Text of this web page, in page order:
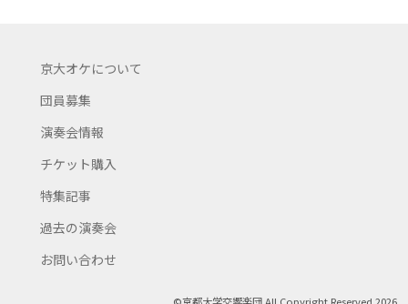
京大オケについて
団員募集
演奏会情報
チケット購入
特集記事
過去の演奏会
お問い合わせ